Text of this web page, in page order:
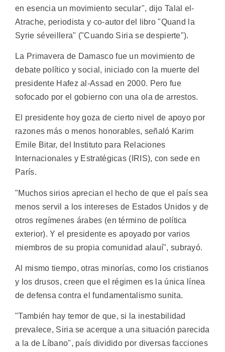
en esencia un movimiento secular", dijo Talal el-
Atrache, periodista y co-autor del libro "Quand la
Syrie séveillera" ("Cuando Siria se despierte").
La Primavera de Damasco fue un movimiento de
debate político y social, iniciado con la muerte del
presidente Hafez al-Assad en 2000. Pero fue
sofocado por el gobierno con una ola de arrestos.
El presidente hoy goza de cierto nivel de apoyo por
razones más o menos honorables, señaló Karim
Emile Bitar, del Instituto para Relaciones
Internacionales y Estratégicas (IRIS), con sede en
París.
"Muchos sirios aprecian el hecho de que el país sea
menos servil a los intereses de Estados Unidos y de
otros regímenes árabes (en término de política
exterior). Y el presidente es apoyado por varios
miembros de su propia comunidad alauí", subrayó.
Al mismo tiempo, otras minorías, como los cristianos
y los drusos, creen que el régimen es la única línea
de defensa contra el fundamentalismo sunita.
"También hay temor de que, si la inestabilidad
prevalece, Siria se acerque a una situación parecida
a la de Líbano", país dividido por diversas facciones